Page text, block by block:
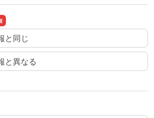
と同じ
と異なる